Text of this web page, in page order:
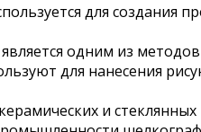
для создания
одним из
для нанесения
и